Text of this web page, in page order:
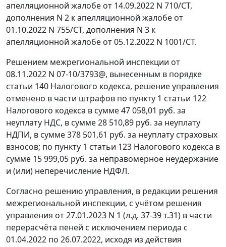
апелляционной жалобе от 14.09.2022 N 710/СТ,
дополнения N 2 к апелляционной жалобе от
01.10.2022 N 755/СТ, дополнения N 3 к
апелляционной жалобе от 05.12.2022 N 1001/СТ.
Решением межрегиональной инспекции от
08.11.2022 N 07-10/3793@, вынесенным в порядке
статьи 140 Налогового кодекса, решение управления
отменено в части штрафов по пункту 1 статьи 122
Налогового кодекса в сумме 47 058,01 руб. за
неуплату НДС, в сумме 28 510,89 руб. за неуплату
НДПИ, в сумме 378 501,61 руб. за неуплату страховых
взносов; по пункту 1 статьи 123 Налогового кодекса в
сумме 15 999,05 руб. за неправомерное неудержание
и (или) неперечисление НДФЛ.
Согласно решению управления, в редакции решения
межрегиональной инспекции, с учётом решения
управления от 27.01.2023 N 1 (л.д. 37-39 т.31) в части
перерасчёта пеней с исключением периода с
01.04.2022 по 26.07.2022, исходя из действия